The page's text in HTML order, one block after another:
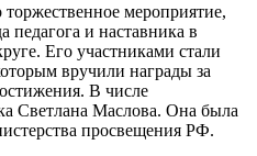
мероприятие,
и наставника в
Его участниками стали
вручили награды за
В числе
Светлана Маслова. Она была
просвещения РФ.